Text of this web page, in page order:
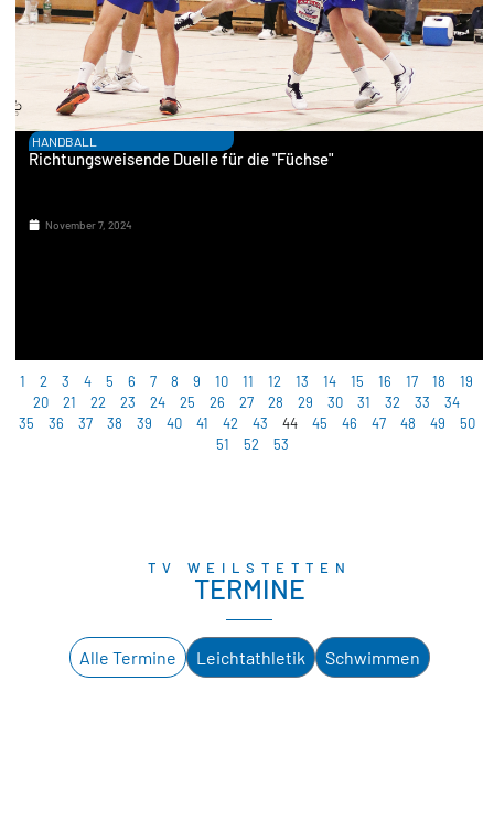
HANDBALL
Richtungsweisende Duelle für die "Füchse"
November 7, 2024
1 2 3 4 5 6 7 8 9 10 11 12 13 14 15 16 17 18
19
20
21 22 23 24 25 26 27 28 29 30 31 32 33
34
35
36 37 38 39 40 41 42 43 44 45 46 47 48 49
50
51
52 53
TV WEILSTETTEN
TERMINE
Leichtathletik Schwimmen
Alle Termine